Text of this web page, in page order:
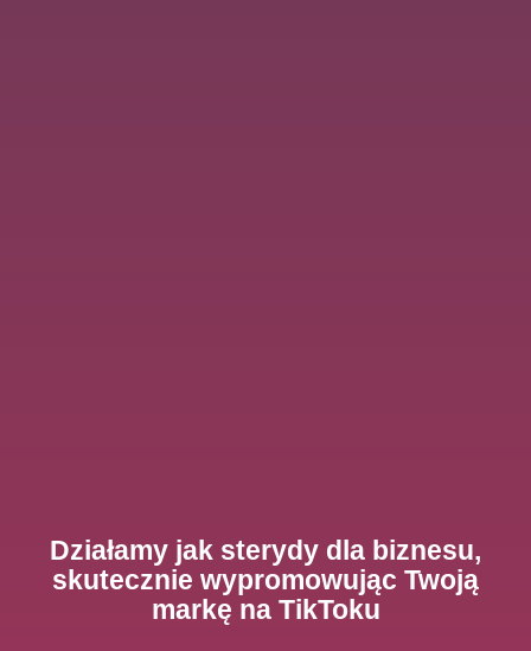
Działamy jak sterydy dla biznesu,
skutecznie wypromowując Twoją
markę na TikToku